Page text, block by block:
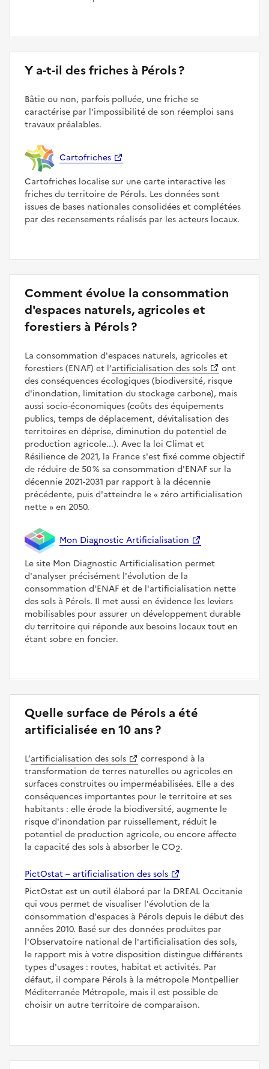
Y a-t-il des friches à Pérols ?
Bâtie ou non, parfois polluée, une friche se
caractérise par l'impossibilité de son réemploi sans
travaux préalables.
Cartofriches
Cartofriches localise sur une carte interactive les
friches du territoire de Pérols. Les données sont
issues de bases nationales consolidées et complétées
par des recensements réalisés par les acteurs locaux.
Comment évolue la consommation
d'espaces naturels, agricoles et
forestiers à Pérols ?
La consommation d'espaces naturels, agricoles et
forestiers (ENAF) et l’artificialisation des sols
ont
des conséquences écologiques (biodiversité, risque
d'inondation, limitation du stockage carbone), mais
aussi socio-économiques (coûts des équipements
publics, temps de déplacement, dévitalisation des
territoires en déprise, diminution du potentiel de
production agricole...). Avec la loi Climat et
Résilience de 2021, la France s'est fixé comme objectif
de réduire de 50 % sa consommation d'ENAF sur la
décennie 2021-2031 par rapport à la décennie
précédente, puis d'atteindre le
zéro artificialisation
nette
en 2050.
Mon Diagnostic Artificialisation
Le site Mon Diagnostic Artificialisation permet
d'analyser précisément l'évolution de la
consommation d'ENAF et de l'artificialisation nette
des sols à Pérols. Il met aussi en évidence les leviers
mobilisables pour assurer un développement durable
du territoire qui réponde aux besoins locaux tout en
étant sobre en foncier.
Quelle surface de Pérols a été
artificialisée en 10 ans ?
L’artificialisation des sols
correspond à la
transformation de terres naturelles ou agricoles en
surfaces construites ou imperméabilisées. Elle a des
conséquences importantes pour le territoire et ses
habitants : elle érode la biodiversité, augmente le
risque d'inondation par ruissellement, réduit le
potentiel de production agricole, ou encore affecte
la capacité des sols à absorber le CO2.
PictOstat – artificialisation des sols
PictOstat est un outil élaboré par la DREAL Occitanie
qui vous permet de visualiser l'évolution de la
consommation d'espaces à Pérols depuis le début des
années 2010. Basé sur des données produites par
l'Observatoire national de l'artificialisation des sols,
le rapport mis à votre disposition distingue différents
types d'usages : routes, habitat et activités. Par
défaut, il compare Pérols à la métropole Montpellier
Méditerranée Métropole, mais il est possible de
choisir un autre territoire de comparaison.